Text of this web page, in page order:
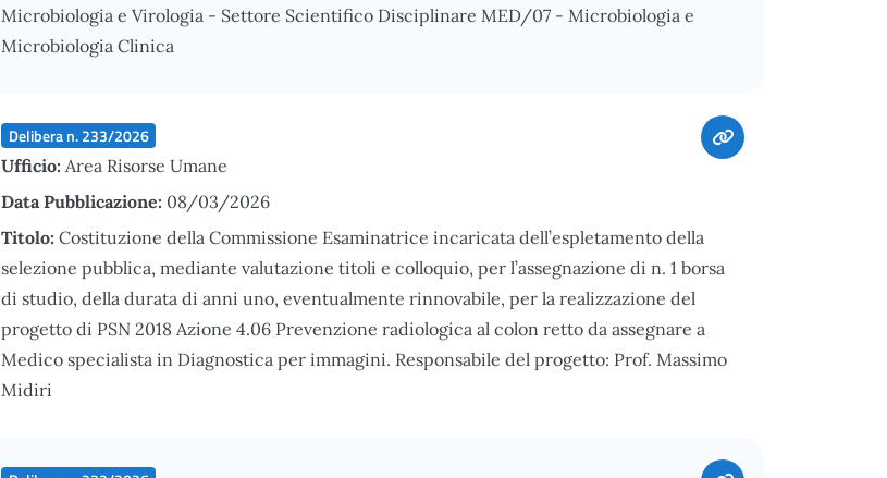
Microbiologia e Virologia - Settore Scientifico Disciplinare MED/07 - Microbiologia e
Microbiologia Clinica
Delibera n. 233/2026
Ufficio: Area Risorse Umane
Data Pubblicazione: 08/03/2026
Titolo: Costituzione della Commissione Esaminatrice incaricata dell’espletamento della
selezione pubblica, mediante valutazione titoli e colloquio, per l’assegnazione di n. 1 borsa
di studio, della durata di anni uno, eventualmente rinnovabile, per la realizzazione del
progetto di PSN 2018 Azione 4.06 Prevenzione radiologica al colon retto da assegnare a
Medico specialista in Diagnostica per immagini. Responsabile del progetto: Prof. Massimo
Midiri